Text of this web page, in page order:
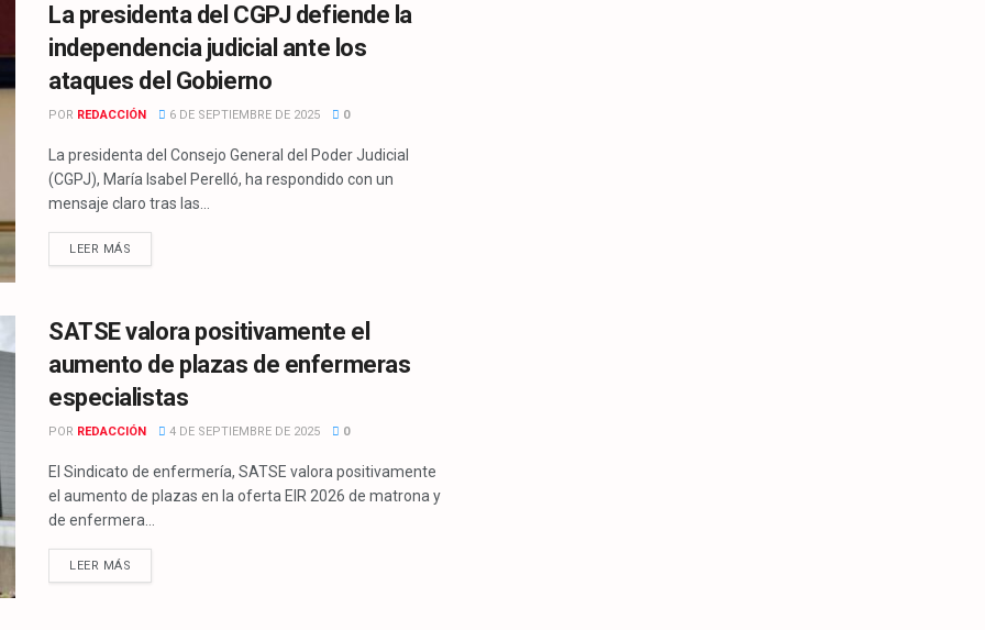
La presidenta del CGPJ defiende la
independencia judicial ante los
ataques del Gobierno
POR REDACCIÓN 6 DE SEPTIEMBRE DE 2025 0
La presidenta del Consejo General del Poder Judicial
(CGPJ), María Isabel Perelló, ha respondido con un
mensaje claro tras las...
LEER MÁS
SATSE valora positivamente el
aumento de plazas de enfermeras
especialistas
POR REDACCIÓN 4 DE SEPTIEMBRE DE 2025 0
El Sindicato de enfermería, SATSE valora positivamente
el aumento de plazas en la oferta EIR 2026 de matrona y
de enfermera...
LEER MÁS